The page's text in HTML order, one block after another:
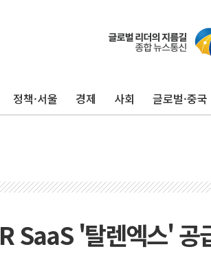
정책·서울 경제 사회 글로벌·중국
SaaS '탈렌엑스' 공